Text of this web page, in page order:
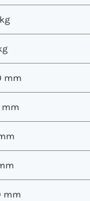
mm
mm
mm